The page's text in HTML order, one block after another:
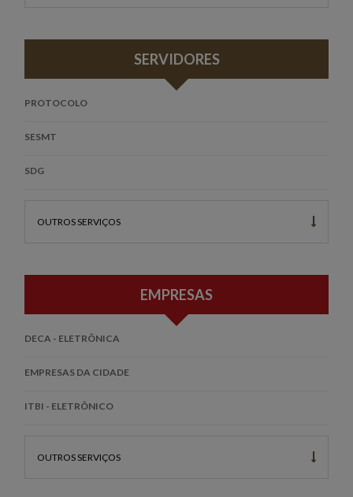
SERVIDORES
PROTOCOLO
SESMT
SDG
OUTROS SERVIÇOS
EMPRESAS
DECA - ELETRÔNICA
EMPRESAS DA CIDADE
ITBI - ELETRÔNICO
OUTROS SERVIÇOS